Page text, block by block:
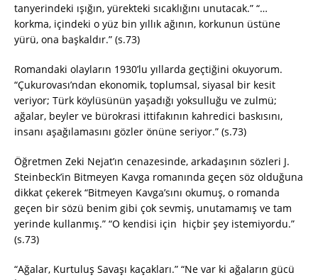
tanyerindeki ışığın, yürekteki sıcaklığını unutacak.” “…
korkma, içindeki o yüz bin yıllık ağının, korkunun üstüne
yürü, ona başkaldır.” (s.73)
Romandaki olayların 1930’lu yıllarda geçtiğini okuyorum.
“Çukurovası’ndan ekonomik, toplumsal, siyasal bir kesit
veriyor; Türk köylüsünün yaşadığı yoksulluğu ve zulmü;
ağalar, beyler ve bürokrasi ittifakının kahredici baskısını,
insanı aşağılamasını gözler önüne seriyor.” (s.73)
Öğretmen Zeki Nejat’ın cenazesinde, arkadaşının sözleri J.
Steinbeck’in Bitmeyen Kavga romanında geçen söz olduğuna
dikkat çekerek “Bitmeyen Kavga’sını okumuş, o romanda
geçen bir sözü benim gibi çok sevmiş, unutamamış ve tam
yerinde kullanmış.” “O kendisi için hiçbir şey istemiyordu.”
(s.73)
“Ağalar, Kurtuluş Savaşı kaçakları.” “Ne var ki ağaların gücü